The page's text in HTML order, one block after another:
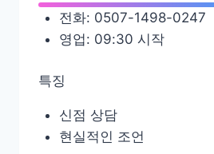
전화: 0507-1498-0247
영업: 09:30 시작
특징
신점 상담
현실적인 조언